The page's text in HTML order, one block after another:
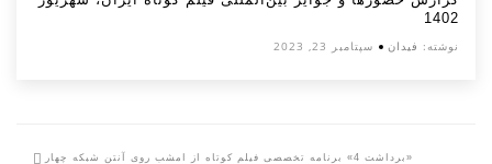
1402
نوشته: فیدان سپتامبر 23, 2023
«برداشت 4» برنامه تخصصی فیلم کوتاه از امشب روی آنتن شبکه چهار